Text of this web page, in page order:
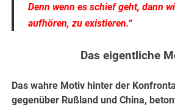
Denn wenn es schief geht, dann
aufhören, zu existieren.“
Das eigentliche
Das wahre Motiv hinter der
gegenüber Rußland und China,